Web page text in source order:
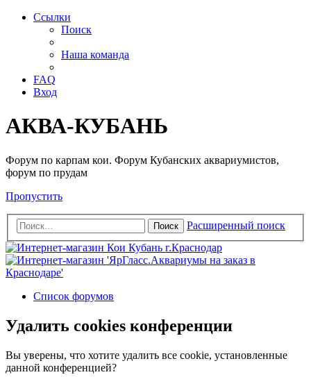
Ссылки
Поиск
Наша команда
FAQ
Вход
АКВА-КУБАНЬ
Форум по карпам кои. Форум Кубанских аквариумистов,
форум по прудам
Пропустить
Поиск Расширенный поиск
Список форумов
Удалить cookies конференции
Вы уверены, что хотите удалить все cookie, установленные
данной конференцией?